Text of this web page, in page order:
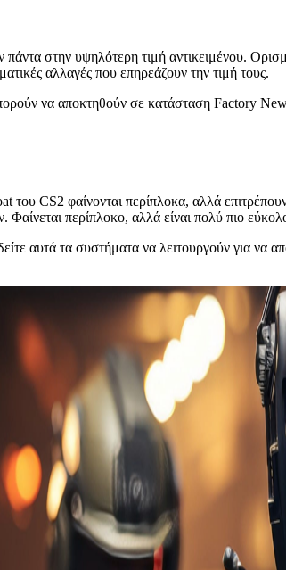
στην υψηλότερη τιμή αντικειμένου.
αλλαγές που επηρεάζουν την τιμή τους.
να αποκτηθούν σε κατάσταση Factory New,
του CS2 φαίνονται περίπλοκα, αλλά
περίπλοκο, αλλά είναι πολύ πιο
αυτά τα συστήματα να λειτουργούν για